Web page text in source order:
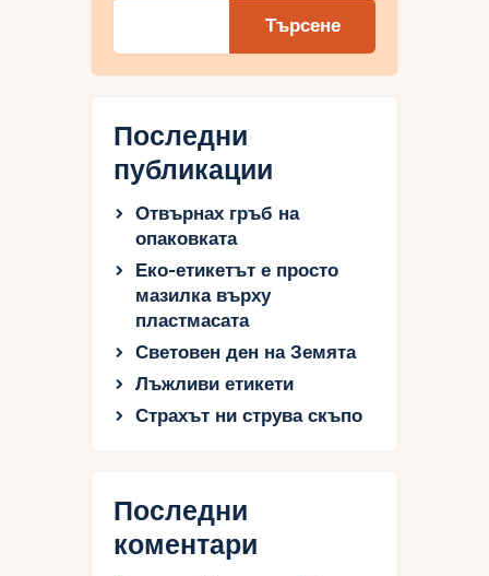
Търсене
Последни
публикации
Отвърнах гръб на
опаковката
Еко-етикетът е просто
мазилка върху
пластмасата
Световен ден на Земята
Лъжливи етикети
Страхът ни струва скъпо
Последни
коментари